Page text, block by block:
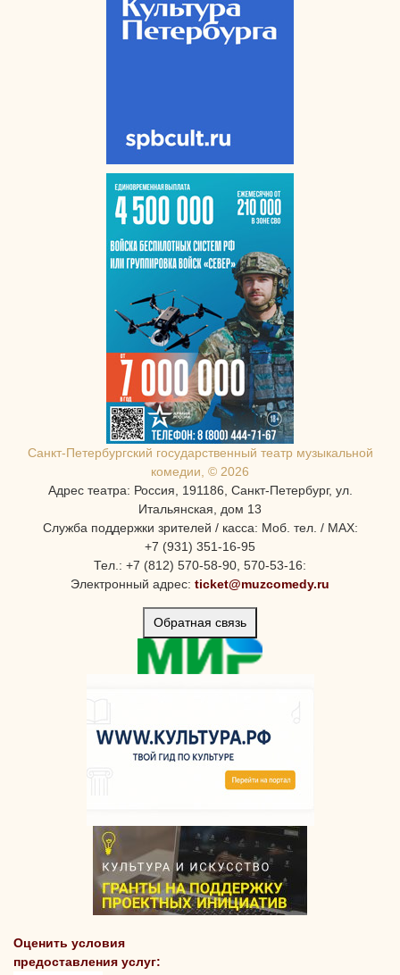
Санкт-Петербургcкий государственный театр музыкальной
комедии, © 2026
Адрес театра: Россия, 191186, Санкт-Петербург, ул.
Итальянская, дом 13
Служба поддержки зрителей / касса: Моб. тел. / MAX:
+7 (931) 351-16-95
Тел.: +7 (812) 570-58-90, 570-53-16:
Электронный адрес: ticket@muzcomedy.ru
Обратная связь
Оценить условия
предоставления услуг: